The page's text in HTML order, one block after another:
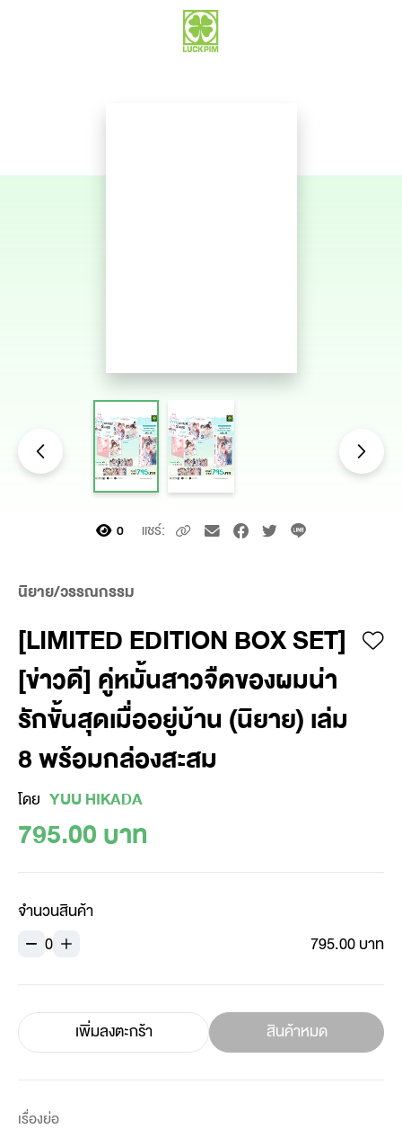
0 แชร์:
นิยาย/วรรณกรรม
[LIMITED EDITION BOX SET]
[ข่าวดี] คู่หมั้นสาวจืดของผมน่า
รักขั้นสุดเมื่ออยู่บ้าน (นิยาย) เล่ม
8 พร้อมกล่องสะสม
โดย YUU HIKADA
795.00 บาท
จำนวนสินค้า
0
795.00 บาท
เพิ่มลงตะกร้า สินค้าหมด
เรื่องย่อ